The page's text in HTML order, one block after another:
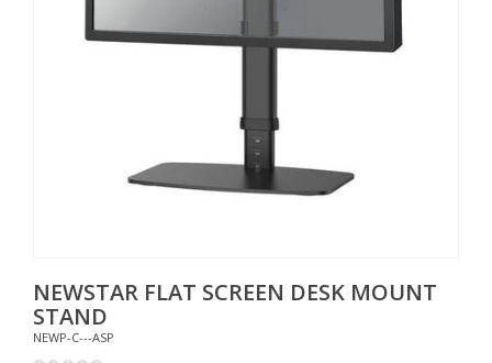
NEWSTAR FLAT SCREEN DESK MOUNT
STAND
NEWP-C---ASP